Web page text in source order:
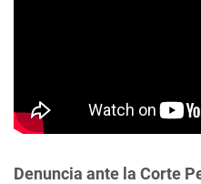
Denuncia ante la Corte